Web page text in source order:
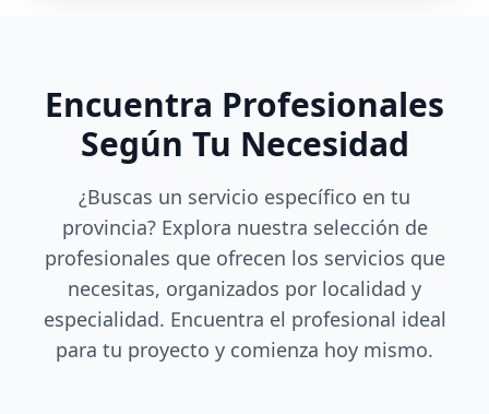
Encuentra Profesionales
Según Tu Necesidad
¿Buscas un servicio específico en tu
provincia? Explora nuestra selección de
profesionales que ofrecen los servicios que
necesitas, organizados por localidad y
especialidad. Encuentra el profesional ideal
para tu proyecto y comienza hoy mismo.